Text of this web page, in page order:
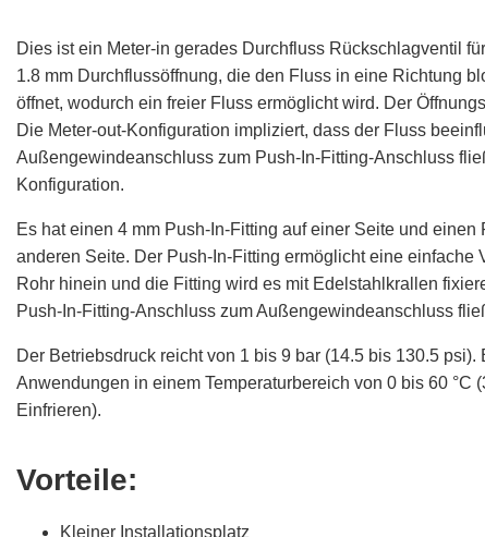
Dies ist ein Meter-in gerades Durchfluss Rückschlagventil
1.8 mm Durchflussöffnung, die den Fluss in eine Richtung
öffnet, wodurch ein freier Fluss ermöglicht wird. Der
Die Meter-out-Konfiguration impliziert, dass der Fluss
Außengewindeanschluss zum Push-In-Fitting-Anschluss
Konfiguration.
Es hat einen 4 mm Push-In-Fitting auf einer Seite und
anderen Seite. Der Push-In-Fitting ermöglicht eine einfache
Rohr hinein und die Fitting wird es mit Edelstahlkrallen
Push-In-Fitting-Anschluss zum Außengewindeanschluss
Der Betriebsdruck reicht von 1 bis 9 bar (14.5 bis 130.5
Anwendungen in einem Temperaturbereich von 0 bis 60 °C
Einfrieren).
Vorteile:
Kleiner Installationsplatz